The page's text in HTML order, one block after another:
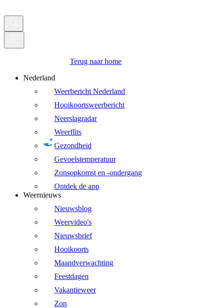
Terug naar home
Nederland
Weerbericht Nederland
Hooikoortsweerbericht
Neerslagradar
Weerflits
Gezondheid
Gevoelstemperatuur
Zonsopkomst en -ondergang
Ontdek de app
Weernieuws
Nieuwsblog
Weervideo's
Nieuwsbrief
Hooikoorts
Maandverwachting
Feestdagen
Vakantieweer
Zon